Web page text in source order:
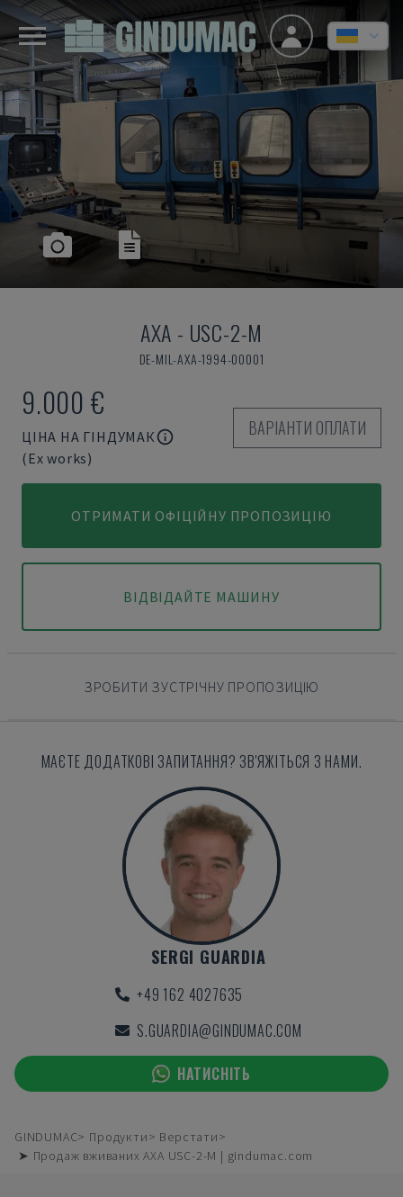
AXA - USC-2-M
DE-MIL-AXA-1994-00001
9.000 €
ЦІНА НА ГІНДУМАК
(Ex works)
ВАРІАНТИ ОПЛАТИ
ОТРИМАТИ ОФІЦІЙНУ ПРОПОЗИЦІЮ
ВІДВІДАЙТЕ МАШИНУ
ЗРОБИТИ ЗУСТРІЧНУ ПРОПОЗИЦІЮ
МАЄТЕ ДОДАТКОВІ ЗАПИТАННЯ? ЗВ'ЯЖІТЬСЯ З НАМИ.
SERGI GUARDIA
+49 162 4027635
S.GUARDIA@GINDUMAC.COM
НАТИСНІТЬ
GINDUMAC Продукти
Верстати
➤ Продаж вживаних AXA USC-2-M | gindumac.com